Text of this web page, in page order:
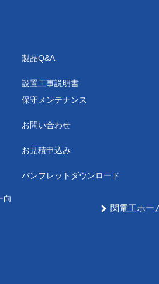
向
製品Q&A
設置工事説明書
保守メンテナンス
お問い合わせ
お見積申込み
パンフレットダウンロード
関電工ホー